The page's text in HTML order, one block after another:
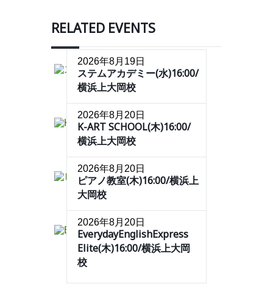
RELATED EVENTS
2026年8月19日
ステムアカデミー(水)16:00/
横浜上大岡校
2026年8月20日
K-ART SCHOOL(木)16:00/
横浜上大岡校
2026年8月20日
ピアノ教室(木)16:00/横浜上
大岡校
2026年8月20日
EverydayEnglishExpress
Elite(木)16:00/横浜上大岡
校